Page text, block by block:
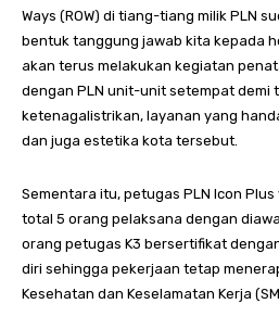
Ways (ROW) di tiang-tiang milik PLN
bentuk tanggung jawab kita kepada
akan terus melakukan kegiatan
dengan PLN unit-unit setempat
ketenagalistrikan, layanan yang
dan juga estetika kota tersebut.
Sementara itu, petugas PLN Icon
total 5 orang pelaksana dengan
orang petugas K3 bersertifikat
diri sehingga pekerjaan tetap
Kesehatan dan Keselamatan Kerja